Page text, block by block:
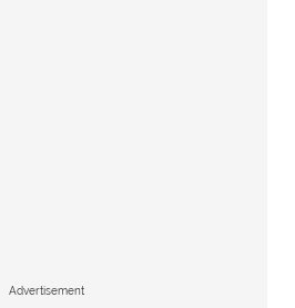
Advertisement